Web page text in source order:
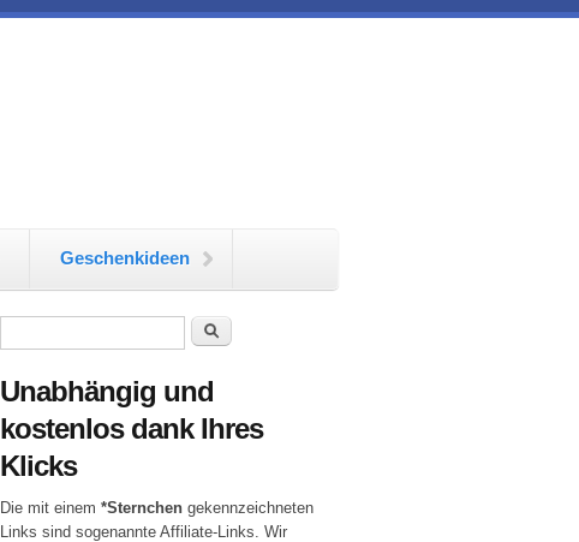
Geschenkideen
Suche
Unabhängig und
kostenlos dank Ihres
Klicks
Die mit einem *Sternchen gekennzeichneten
Links sind sogenannte Affiliate-Links. Wir